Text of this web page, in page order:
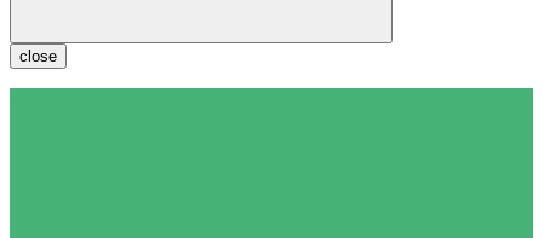
close